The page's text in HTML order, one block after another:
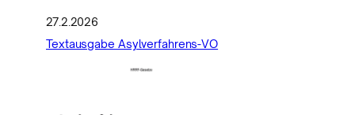
27.2.2026
Textausgabe Asylverfahrens-VO